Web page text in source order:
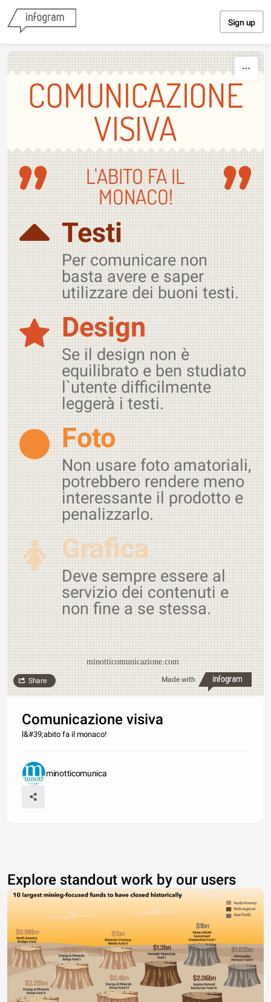
Sign up
COMUNICAZIONE
VISIVA
L'ABITO FA IL
MONACO!
Testi
Per comunicare non
basta avere e saper
utilizzare dei buoni testi.
Design
Se il design non è
equilibrato e ben studiato
l`utente difficilmente
leggerà i testi.
Foto
Non usare foto amatoriali,
potrebbero rendere meno
interessante il prodotto e
penalizzarlo.
Grafica
Deve sempre essere al
servizio dei contenuti e
non fine a se stessa.
minotticomunicazione.com
Made with
Share
Comunicazione visiva
l&#39;abito fa il monaco!
minotticomunica
Explore standout work by our users